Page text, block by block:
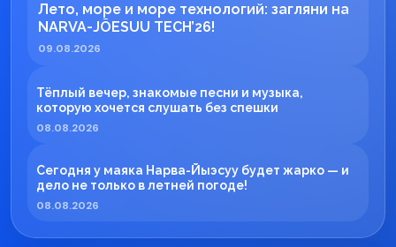
Лето, море и море технологий: загляни на
NARVA-JÕESUU TECH’26!
09.08.2026
Тёплый вечер, знакомые песни и музыка,
которую хочется слушать без спешки
08.08.2026
Сегодня у маяка Нарва-Йыэсуу будет жарко — и
дело не только в летней погоде!
08.08.2026